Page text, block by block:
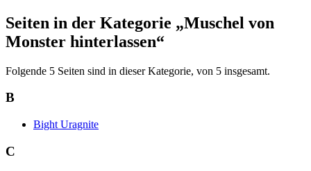
Seiten in der Kategorie „Muschel von
Monster hinterlassen“
Folgende 5 Seiten sind in dieser Kategorie, von 5 insgesamt.
B
Bight Uragnite
C